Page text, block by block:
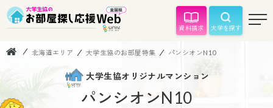
資料請求 大学を探す
北海道エリア 大学生協のお部屋特集 パンシオンN10
大学生協オリジナルマンション
パンシオンN10